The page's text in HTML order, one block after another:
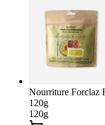
Nourriture Forclaz
120g
120g